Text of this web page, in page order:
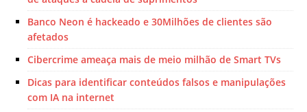
Banco Neon é hackeado e 30Milhões de clientes são
afetados
Cibercrime ameaça mais de meio milhão de Smart TVs
Dicas para identificar conteúdos falsos e manipulações
com IA na internet